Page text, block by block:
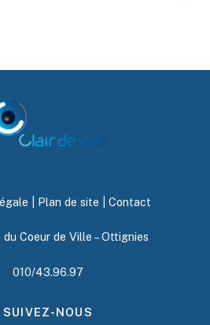
Plan de site Contact
du Coeur de Ville – Ottignies
010/43.96.97
SUIVEZ-NOUS